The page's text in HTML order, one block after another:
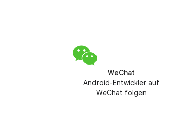
WeChat
Android-Entwickler auf
WeChat folgen